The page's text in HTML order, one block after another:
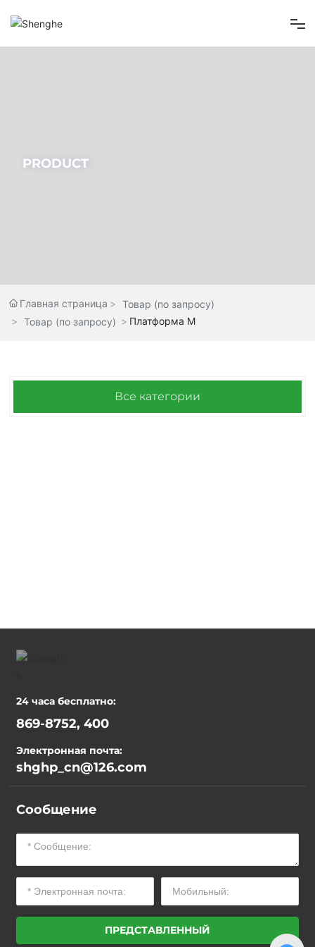
PRODUCT
Главная страница
Товар (по запросу)
Товар (по запросу)
Платформа M
Все категории
24 часа бесплатно:
869-8752, 400
Электронная почта:
shghp_cn@126.com
Сообщение
ПРЕДСТАВЛЕННЫЙ